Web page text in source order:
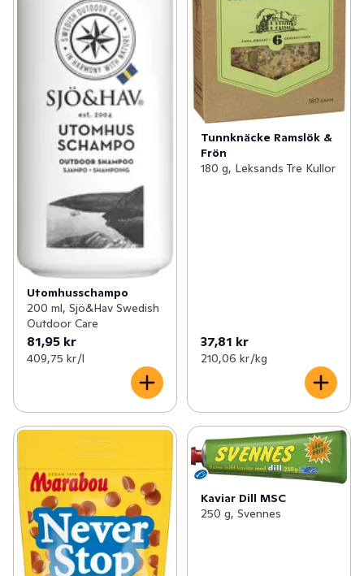
Utomhusschampo
200 ml, Sjö&Hav Swedish
Outdoor Care
81,95 kr
409,75 kr /l
Tunnknäcke Ramslök &
Frön
180 g, Leksands Tre Kullor
37,81 kr
210,06 kr /kg
Kaviar Dill MSC
250 g, Svennes